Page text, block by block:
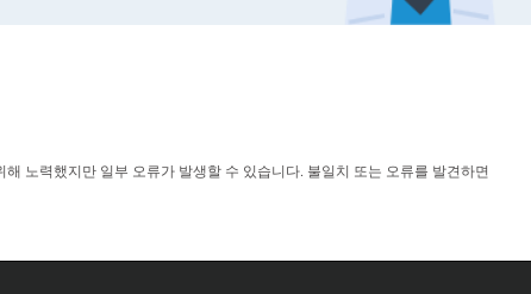
노력했지만 일부 오류가 발생할 수 있습니다. 불일치 또는 오류를 발견하면